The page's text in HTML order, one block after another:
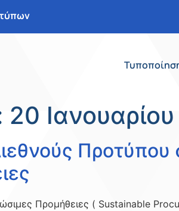
20
Προμήθειες ( Sustainable